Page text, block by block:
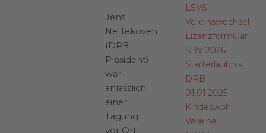
Jens
Nettekoven
(DRB-
Präsident)
war
anlässlich
einer
Tagung
vor Ort
LSVS
Vereinswechsel
Lizenzformular
SRV 2026
Starterlaubnis
DRB
01.01.2025
Kindeswohl
Vereine